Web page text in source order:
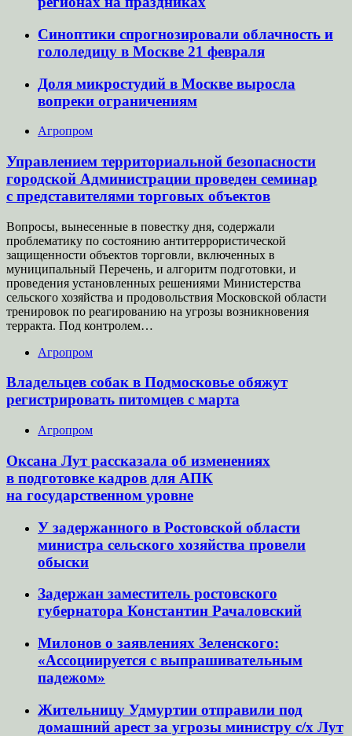
Синоптики спрогнозировали облачность и
гололедицу в Москве 21 февраля
Доля микростудий в Москве выросла
вопреки ограничениям
Агропром
Управлением территориальной безопасности
городской Администрации проведен семинар
с представителями торговых объектов
Вопросы, вынесенные в повестку дня, содержали
проблематику по состоянию антитеррористической
защищенности объектов торговли, включенных в
муниципальный Перечень, и алгоритм подготовки, и
проведения установленных решениями Министерства
сельского хозяйства и продовольствия Московской области
тренировок по реагированию на угрозы возникновения
терракта. Под контролем…
Агропром
Владельцев собак в Подмосковье обяжут
регистрировать питомцев с марта
Агропром
Оксана Лут рассказала об изменениях
в подготовке кадров для АПК
на государственном уровне
У задержанного в Ростовской области
министра сельского хозяйства провели
обыски
Задержан заместитель ростовского
губернатора Константин Рачаловский
Милонов о заявлениях Зеленского:
«Ассоциируется с выпрашивательным
падежом»
Жительницу Удмуртии отправили под
домашний арест за угрозы министру с/х Лут